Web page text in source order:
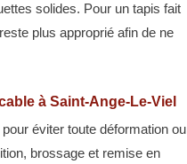
solides. Pour un tapis fait
plus approprié afin de ne
à Saint-Ange-Le-Viel
éviter toute déformation ou
brossage et remise en